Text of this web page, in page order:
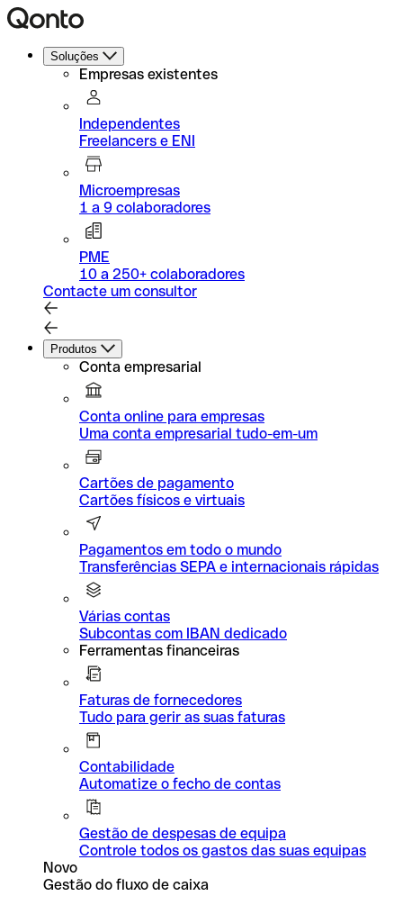
Soluções
Empresas existentes
Independentes
Freelancers e ENI
Microempresas
1 a 9 colaboradores
PME
10 a 250+ colaboradores
Contacte um consultor
Produtos
Conta empresarial
Conta online para empresas
Uma conta empresarial tudo-em-um
Cartões de pagamento
Cartões físicos e virtuais
Pagamentos em todo o mundo
Transferências SEPA e internacionais rápidas
Várias contas
Subcontas com IBAN dedicado
Ferramentas financeiras
Faturas de fornecedores
Tudo para gerir as suas faturas
Contabilidade
Automatize o fecho de contas
Gestão de despesas de equipa
Controle todos os gastos das suas equipas
Novo
Gestão do fluxo de caixa